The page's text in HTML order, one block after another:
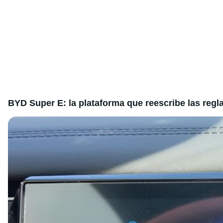
BYD Super E: la plataforma que reescribe las